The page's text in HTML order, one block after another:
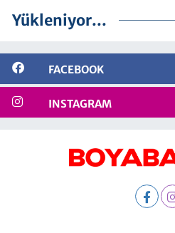
Yükleniyor...
FACEBOOK
INSTAGRAM